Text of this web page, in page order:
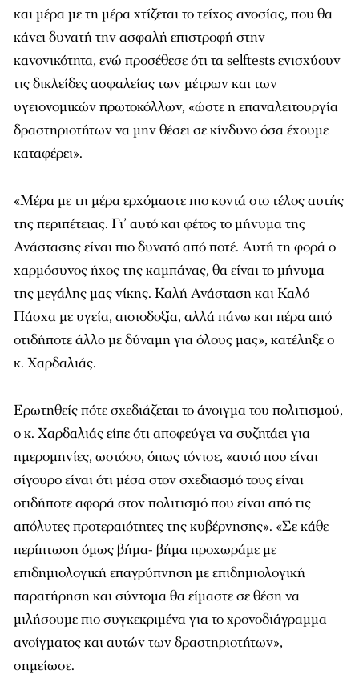
και μέρα με τη μέρα χτίζεται το τείχος ανοσίας, που θα
κάνει δυνατή την ασφαλή επιστροφή στην
κανονικότητα, ενώ προσέθεσε ότι τα selftests ενισχύουν
τις δικλείδες ασφαλείας των μέτρων και των
υγειονομικών πρωτοκόλλων, «ώστε η επαναλειτουργία
δραστηριοτήτων να μην θέσει σε κίνδυνο όσα έχουμε
καταφέρει».
«Μέρα με τη μέρα ερχόμαστε πιο κοντά στο τέλος αυτής
της περιπέτειας. Γι’ αυτό και φέτος το μήνυμα της
Ανάστασης είναι πιο δυνατό από ποτέ. Αυτή τη φορά ο
χαρμόσυνος ήχος της καμπάνας, θα είναι το μήνυμα
της μεγάλης μας νίκης. Καλή Ανάσταση και Καλό
Πάσχα με υγεία, αισιοδοξία, αλλά πάνω και πέρα από
οτιδήποτε άλλο με δύναμη για όλους μας», κατέληξε ο
κ. Χαρδαλιάς.
Ερωτηθείς πότε σχεδιάζεται το άνοιγμα του πολιτισμού,
ο κ. Χαρδαλιάς είπε ότι αποφεύγει να συζητάει για
ημερομηνίες, ωστόσο, όπως τόνισε, «αυτό που είναι
σίγουρο είναι ότι μέσα στον σχεδιασμό τους είναι
οτιδήποτε αφορά στον πολιτισμό που είναι από τις
απόλυτες προτεραιότητες της κυβέρνησης». «Σε κάθε
περίπτωση όμως βήμα- βήμα προχωράμε με
επιδημιολογική επαγρύπνηση με επιδημιολογική
παρατήρηση και σύντομα θα είμαστε σε θέση να
μιλήσουμε πιο συγκεκριμένα για το χρονοδιάγραμμα
ανοίγματος και αυτών των δραστηριοτήτων»,
σημείωσε.